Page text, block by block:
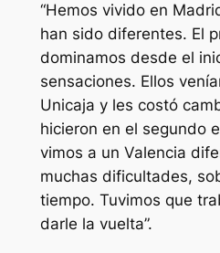
“Hemos vivido en
han sido diferentes. El
dominamos desde el
sensaciones. Ellos
Unicaja y les costó
hicieron en el segundo
vimos a un Valencia
muchas dificultades,
tiempo. Tuvimos que
darle la vuelta”.